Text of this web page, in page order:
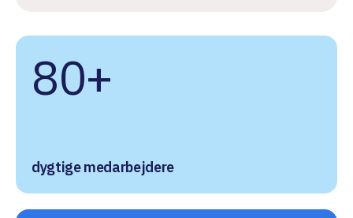
80+
dygtige medarbejdere